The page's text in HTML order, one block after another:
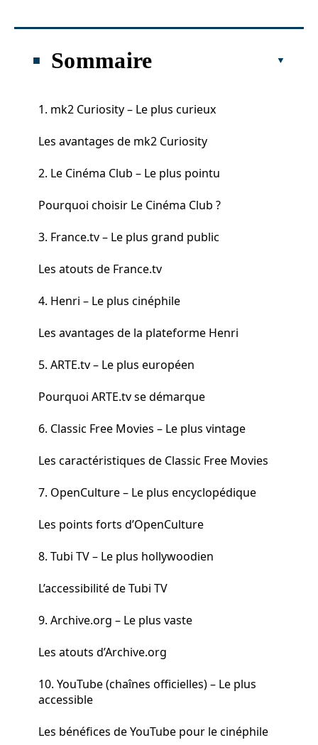
Sommaire
1. mk2 Curiosity – Le plus curieux
Les avantages de mk2 Curiosity
2. Le Cinéma Club – Le plus pointu
Pourquoi choisir Le Cinéma Club ?
3. France.tv – Le plus grand public
Les atouts de France.tv
4. Henri – Le plus cinéphile
Les avantages de la plateforme Henri
5. ARTE.tv – Le plus européen
Pourquoi ARTE.tv se démarque
6. Classic Free Movies – Le plus vintage
Les caractéristiques de Classic Free Movies
7. OpenCulture – Le plus encyclopédique
Les points forts d’OpenCulture
8. Tubi TV – Le plus hollywoodien
L’accessibilité de Tubi TV
9. Archive.org – Le plus vaste
Les atouts d’Archive.org
10. YouTube (chaînes officielles) – Le plus
accessible
Les bénéfices de YouTube pour le cinéphile